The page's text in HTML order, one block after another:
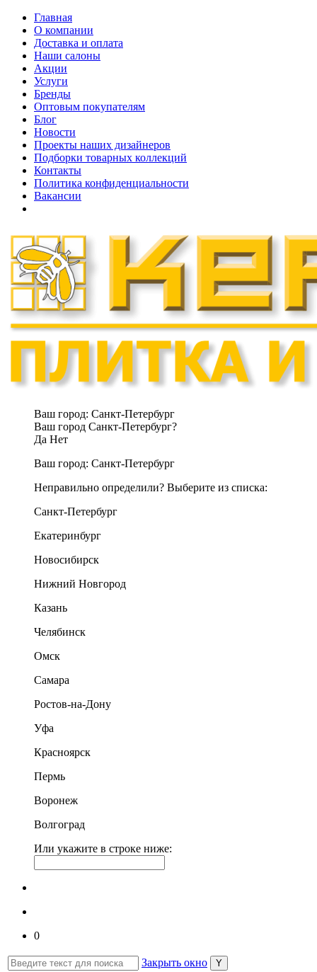
Главная
О компании
Доставка и оплата
Наши cалоны
Акции
Услуги
Бренды
Оптовым покупателям
Блог
Новости
Проекты наших дизайнеров
Подборки товарных коллекций
Контакты
Политика конфиденциальности
Вакансии
Ваш город: Санкт-Петербург
Ваш город Санкт-Петербург?
Да Нет
Ваш город: Санкт-Петербург
Неправильно определили? Выберите из списка:
Санкт-Петербург
Екатеринбург
Новосибирск
Нижний Новгород
Казань
Челябинск
Омск
Самара
Ростов-на-Дону
Уфа
Красноярск
Пермь
Воронеж
Волгоград
Или укажите в строке ниже:
0
Закрыть окно